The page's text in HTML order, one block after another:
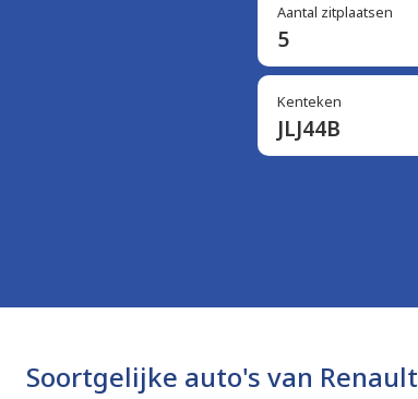
Aantal zitplaatsen
5
Kenteken
JLJ44B
Soortgelijke auto's van Renault